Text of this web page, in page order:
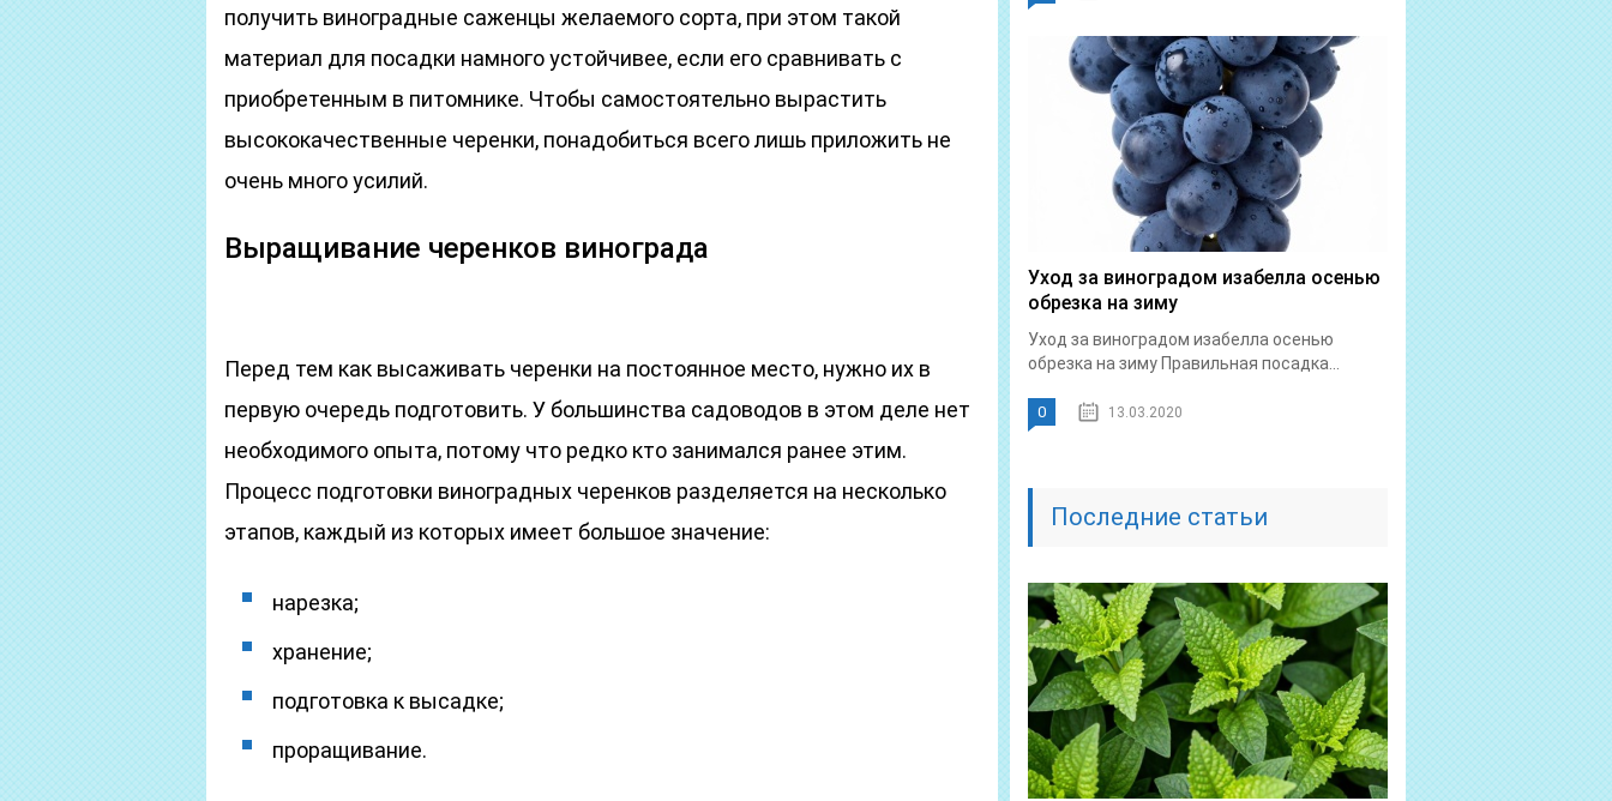
получить виноградные саженцы желаемого сорта, при этом такой
материал для посадки намного устойчивее, если его сравнивать с
приобретенным в питомнике. Чтобы самостоятельно вырастить
высококачественные черенки, понадобиться всего лишь приложить не
очень много усилий.
Выращивание черенков винограда
Перед тем как высаживать черенки на постоянное место, нужно их в
первую очередь подготовить. У большинства садоводов в этом деле нет
необходимого опыта, потому что редко кто занимался ранее этим.
Процесс подготовки виноградных черенков разделяется на несколько
этапов, каждый из которых имеет большое значение:
нарезка;
хранение;
подготовка к высадке;
проращивание.
Уход за виноградом изабелла осенью
обрезка на зиму
Уход за виноградом изабелла осенью
обрезка на зиму Правильная посадка...
0 13.03.2020
Последние статьи